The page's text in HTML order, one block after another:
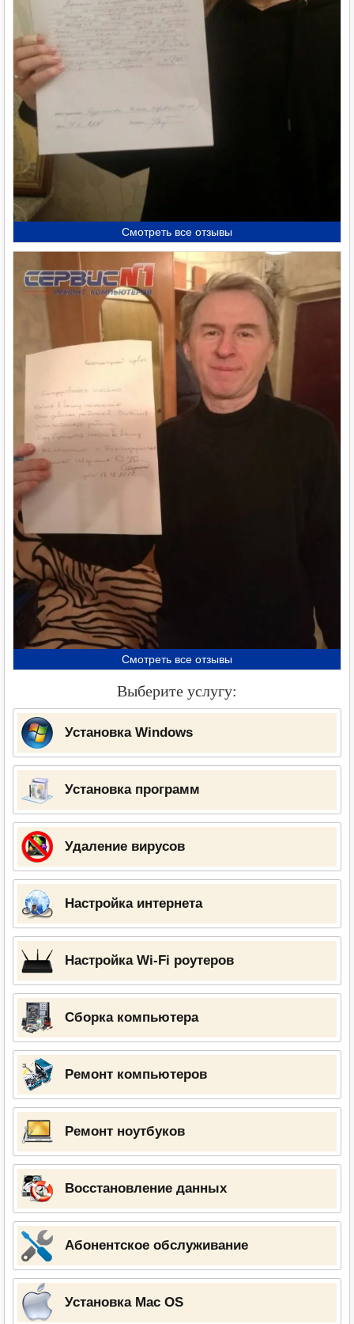
Смотреть все отзывы
Смотреть все отзывы
Выберите услугу:
Установка Windows
Установка программ
Удаление вирусов
Настройка интернета
Настройка Wi-Fi роутеров
Сборка компьютера
Ремонт компьютеров
Ремонт ноутбуков
Восстановление данных
Абонентское обслуживание
Установка Mac OS